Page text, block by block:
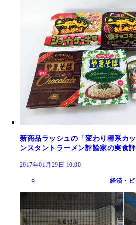
新商品ラッシュの「変わり種系カ
ンスタントラーメン評論家の実食
2017年01月29日 10:00
経済・ビ